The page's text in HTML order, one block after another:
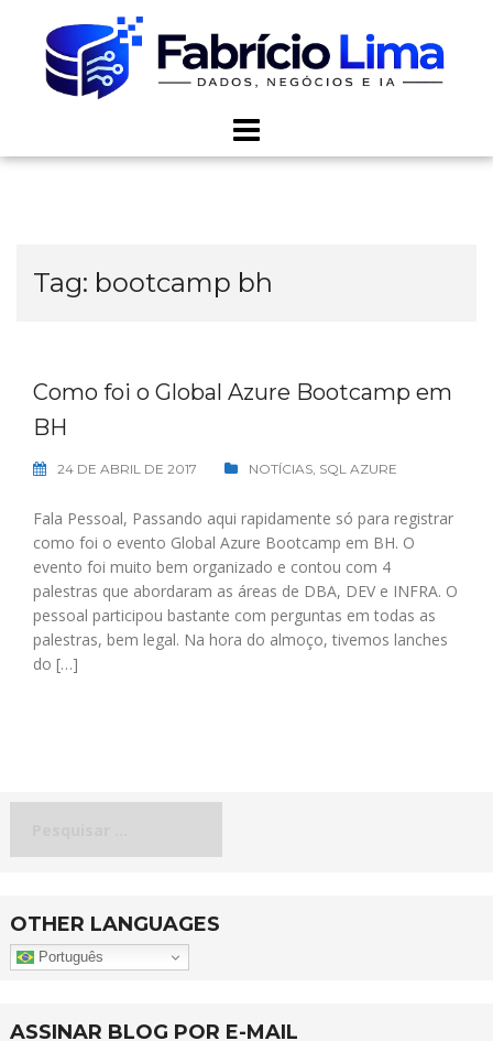
content
Tag: bootcamp bh
Como foi o Global Azure Bootcamp em
BH
24 DE ABRIL DE 2017 NOTÍCIAS, SQL AZURE
Fala Pessoal, Passando aqui rapidamente só para registrar
como foi o evento Global Azure Bootcamp em BH. O
evento foi muito bem organizado e contou com 4
palestras que abordaram as áreas de DBA, DEV e INFRA. O
pessoal participou bastante com perguntas em todas as
palestras, bem legal. Na hora do almoço, tivemos lanches
do […]
OTHER LANGUAGES
Português
ASSINAR BLOG POR E-MAIL